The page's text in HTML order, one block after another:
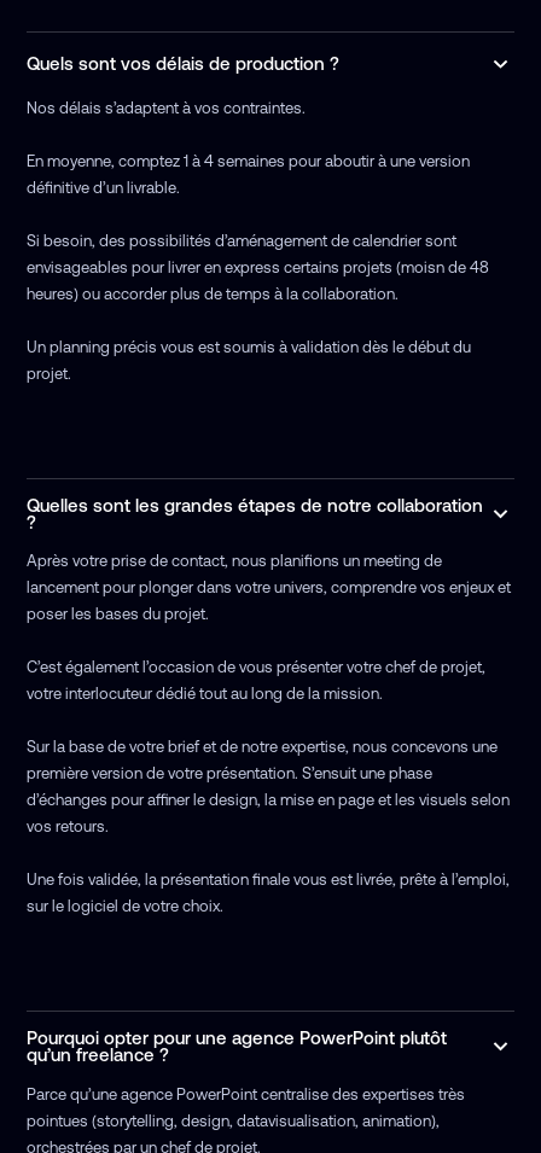
Quels sont vos délais de production ?
Nos délais s’adaptent à vos contraintes.
En moyenne, comptez 1 à 4 semaines pour aboutir à une version
définitive d’un livrable.
Si besoin, des possibilités d’aménagement de calendrier sont
envisageables pour livrer en express certains projets (moisn de 48
heures) ou accorder plus de temps à la collaboration.
Un planning précis vous est soumis à validation dès le début du
projet.
Quelles sont les grandes étapes de notre collaboration
?
Après votre prise de contact, nous planifions un meeting de
lancement pour plonger dans votre univers, comprendre vos enjeux et
poser les bases du projet.
C’est également l’occasion de vous présenter votre chef de projet,
votre interlocuteur dédié tout au long de la mission.
Sur la base de votre brief et de notre expertise, nous concevons une
première version de votre présentation. S’ensuit une phase
d’échanges pour affiner le design, la mise en page et les visuels selon
vos retours.
Une fois validée, la présentation finale vous est livrée, prête à l’emploi,
sur le logiciel de votre choix.
Pourquoi opter pour une agence PowerPoint plutôt
qu’un freelance ?
Parce qu’une agence PowerPoint centralise des expertises très
pointues (storytelling, design, datavisualisation, animation),
orchestrées par un chef de projet.